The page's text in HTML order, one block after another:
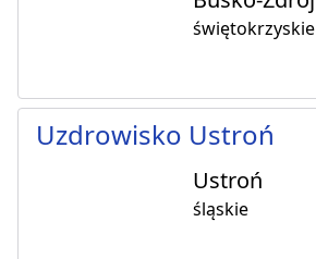
świętokrzyskie
Uzdrowisko Ustroń
Ustroń
śląskie